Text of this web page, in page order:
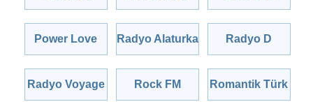
Power Love Radyo Alaturka Radyo D
Radyo Voyage Rock FM Romantik Türk